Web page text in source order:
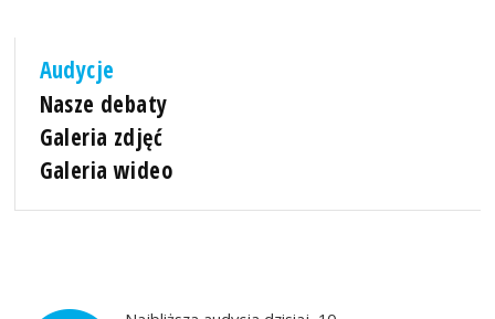
Audycje
Nasze debaty
Galeria zdjęć
Galeria wideo